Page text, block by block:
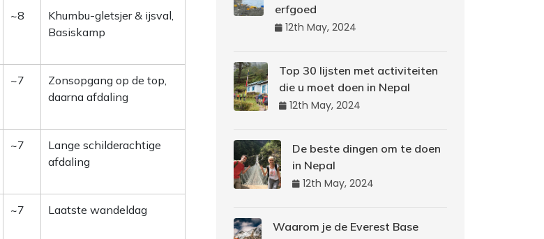
~8
Khumbu-gletsjer & ijsval,
Basiskamp
~7
Zonsopgang op de top,
daarna afdaling
~7
Lange schilderachtige
afdaling
~7 Laatste wandeldag
erfgoed
12th May, 2024
Top 30 lijsten met activiteiten
die u moet doen in Nepal
12th May, 2024
De beste dingen om te doen
in Nepal
12th May, 2024
Waarom je de Everest Base